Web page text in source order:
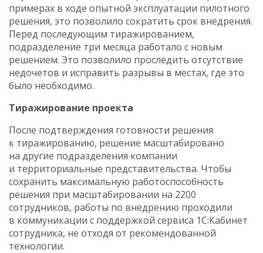
примерах в ходе опытной эксплуатации пилотного
решения, это позволило сократить срок внедрения.
Перед последующим тиражированием,
подразделение три месяца работало с новым
решением. Это позволило проследить отсутствие
недочетов и исправить разрывы в местах, где это
было необходимо.
Тиражирование проекта
После подтверждения готовности решения
к тиражированию, решение масштабировано
на другие подразделения компании
и территориальные представительства. Чтобы
сохранить максимальную работоспособность
решения при масштабировании на 2200
сотрудников, работы по внедрению проходили
в коммуникации с поддержкой сервиса 1С:Кабинет
сотрудника, не отходя от рекомендованной
технологии.